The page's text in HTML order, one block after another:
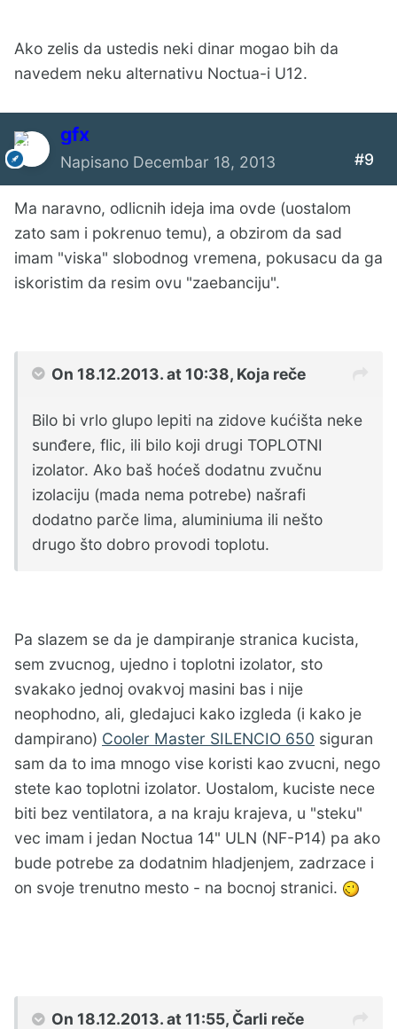
Ako zelis da ustedis neki dinar mogao bih da
navedem neku alternativu Noctua-i U12.
gfx
Napisano Decembar 18, 2013 #9
Ma naravno, odlicnih ideja ima ovde (uostalom
zato sam i pokrenuo temu), a obzirom da sad
imam "viska" slobodnog vremena, pokusacu da ga
iskoristim da resim ovu "zaebanciju".
On 18.12.2013. at 10:38, Koja reče
Bilo bi vrlo glupo lepiti na zidove kućišta neke
sunđere, flic, ili bilo koji drugi TOPLOTNI
izolator. Ako baš hoćeš dodatnu zvučnu
izolaciju (mada nema potrebe) našrafi
dodatno parče lima, aluminiuma ili nešto
drugo što dobro provodi toplotu.
Pa slazem se da je dampiranje stranica kucista,
sem zvucnog, ujedno i toplotni izolator, sto
svakako jednoj ovakvoj masini bas i nije
neophodno, ali, gledajuci kako izgleda (i kako je
dampirano) Cooler Master SILENCIO 650 siguran
sam da to ima mnogo vise koristi kao zvucni, nego
stete kao toplotni izolator. Uostalom, kuciste nece
biti bez ventilatora, a na kraju krajeva, u "steku"
vec imam i jedan Noctua 14" ULN (NF-P14) pa ako
bude potrebe za dodatnim hladjenjem, zadrzace i
on svoje trenutno mesto - na bocnoj stranici.
On 18.12.2013. at 11:55, Čarli reče